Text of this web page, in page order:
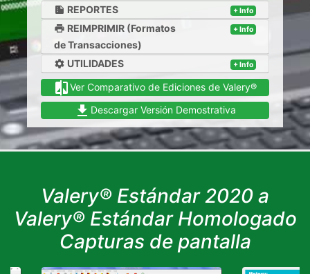
summarize REPORTES + Info
print REIMPRIMIR (Formatos
de Transacciones)
+ Info
settings UTILIDADES + Info
compareVer Comparativo de Ediciones de Valery®
file_download Descargar Versión Demostrativa
Valery® Estándar 2020 a
Valery® Estándar Homologado
Capturas de pantalla